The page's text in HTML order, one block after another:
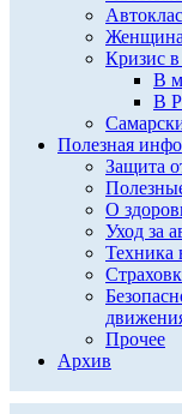
Женщина
Кризис
В
В
Полезная
Защита
О
Уход за
Техника
Прочее
Архив